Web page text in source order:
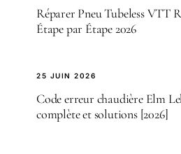
Réparer Pneu Tubeless VTT
Étape par Étape 2026
25 JUIN 2026
Code erreur chaudière Elm
complète et solutions [2026]